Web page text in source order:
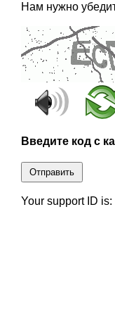
Нам нужно
Введите код с
Отправить
Your support ID